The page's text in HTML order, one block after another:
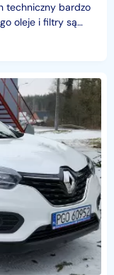
techniczny bardzo
oleje i filtry są
pod